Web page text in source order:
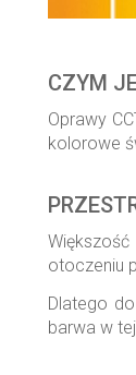
CZYM
Oprawy
kolorowe
otoczeniu
Dlatego
barwa w